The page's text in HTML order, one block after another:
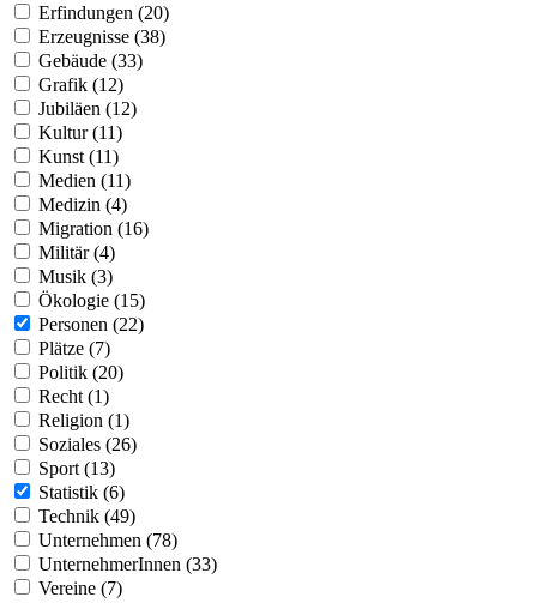
Erfindungen (20)
Erzeugnisse (38)
Gebäude (33)
Grafik (12)
Jubiläen (12)
Kultur (11)
Kunst (11)
Medien (11)
Medizin (4)
Migration (16)
Militär (4)
Musik (3)
Ökologie (15)
Personen (22)
Plätze (7)
Politik (20)
Recht (1)
Religion (1)
Soziales (26)
Sport (13)
Statistik (6)
Technik (49)
Unternehmen (78)
UnternehmerInnen (33)
Vereine (7)